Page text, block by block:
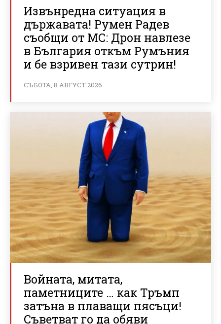
Извънредна ситуация в
държавата! Румен Радев
съобщи от МС: Дрон навлезе
в България откъм Румъния
и бе взривен тази сутрин!
СЪБОТА, 8 АВГУСТ 2026
Войната, митата,
паметниците … как Тръмп
затъна в плаващи пясъци!
Съветват го да обяви